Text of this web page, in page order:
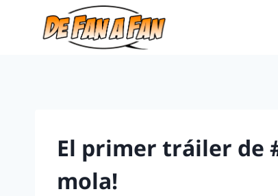
El primer tráiler de
mola!